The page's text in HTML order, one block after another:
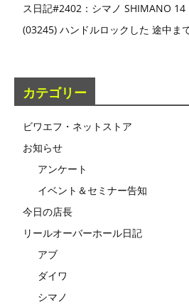
ス日記#2402：シマノ SHIMANO 14
(03245) ハンドルロックした 途中ま
カテゴリー
ビワエフ・ネットストア
お知らせ
アンケート
イベント＆セミナー告知
今日の店長
リールオーバーホール日記
アブ
ダイワ
シマノ